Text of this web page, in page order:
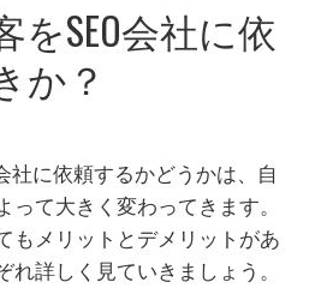
をSEO会社に依
か？
社に依頼するかどうかは、自
て大きく変わってきます。
もメリットとデメリットがあ
れ詳しく見ていきましょう。